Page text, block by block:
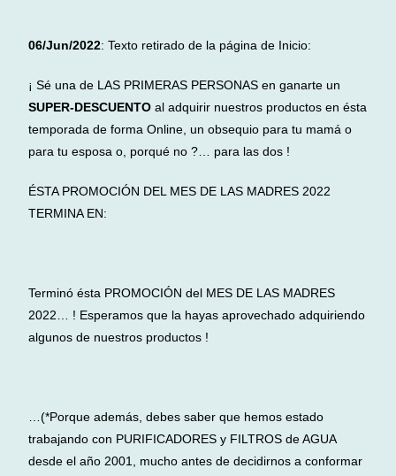
06/Jun/2022: Texto retirado de la página de Inicio:
¡ Sé una de LAS PRIMERAS PERSONAS en ganarte un
SUPER-DESCUENTO al adquirir nuestros productos en ésta
temporada de forma Online, un obsequio para tu mamá o
para tu esposa o, porqué no ?… para las dos !
ÉSTA PROMOCIÓN DEL MES DE LAS MADRES 2022
TERMINA EN:
Terminó ésta PROMOCIÓN del MES DE LAS MADRES
2022… ! Esperamos que la hayas aprovechado adquiriendo
algunos de nuestros productos !
…(*Porque además, debes saber que hemos estado
trabajando con PURIFICADORES y FILTROS de AGUA
desde el año 2001, mucho antes de decidirnos a conformar